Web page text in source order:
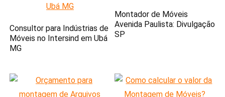
Consultor para Indústrias de
Móveis no Intersind em Ubá
MG
Montador de Móveis
Avenida Paulista: Divulgação
SP